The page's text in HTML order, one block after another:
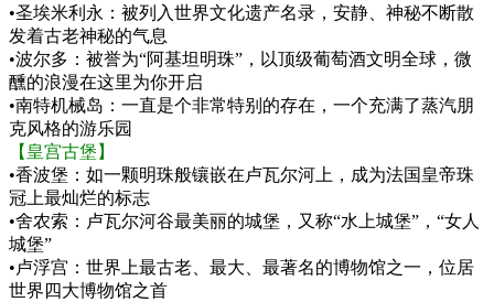
•圣埃米利永：被列入世界文化遗产名录，安静、神秘不断散
发着古老神秘的气息
•波尔多：被誉为“阿基坦明珠”，以顶级葡萄酒文明全球，微
醺的浪漫在这里为你开启
•南特机械岛：一直是个非常特别的存在，一个充满了蒸汽朋
克风格的游乐园
【皇宫古堡】
•香波堡：如一颗明珠般镶嵌在卢瓦尔河上，成为法国皇帝珠
冠上最灿烂的标志
•舍农索：卢瓦尔河谷最美丽的城堡，又称“水上城堡”，“女人
城堡”
•卢浮宫：世界上最古老、最大、最著名的博物馆之一，位居
世界四大博物馆之首